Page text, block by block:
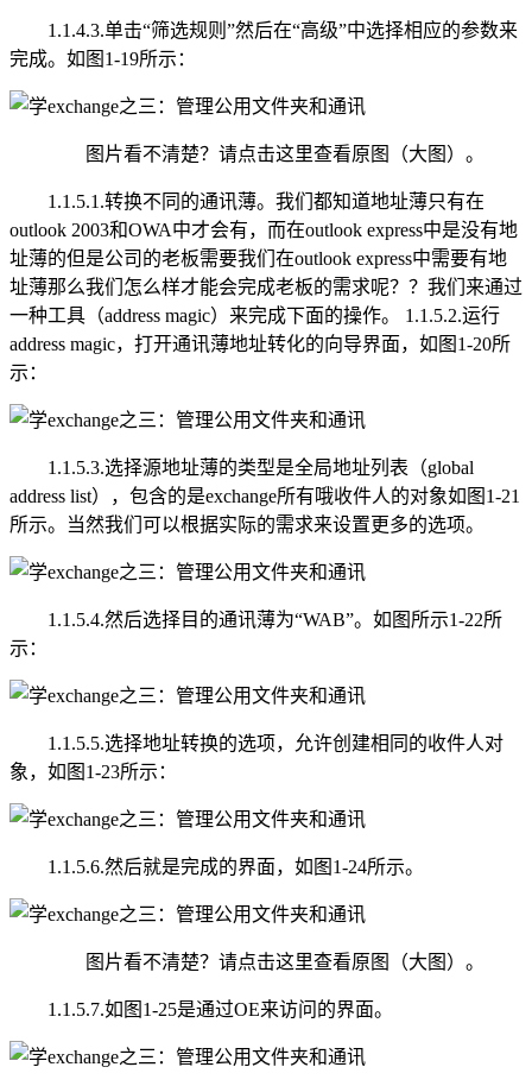
1.1.4.3.单击“筛选规则”然后在“高级”中选择相应的参数来
完成。如图1-19所示：
图片看不清楚？请点击这里查看原图（大图）。
1.1.5.1.转换不同的通讯薄。我们都知道地址薄只有在
outlook 2003和OWA中才会有，而在outlook express中是没有地
址薄的但是公司的老板需要我们在outlook express中需要有地
址薄那么我们怎么样才能会完成老板的需求呢？？我们来通过
一种工具（address magic）来完成下面的操作。 1.1.5.2.运行
address magic，打开通讯薄地址转化的向导界面，如图1-20所
示：
1.1.5.3.选择源地址薄的类型是全局地址列表（global
address list），包含的是exchange所有哦收件人的对象如图1-21
所示。当然我们可以根据实际的需求来设置更多的选项。
1.1.5.4.然后选择目的通讯薄为“WAB”。如图所示1-22所
示：
1.1.5.5.选择地址转换的选项，允许创建相同的收件人对
象，如图1-23所示：
1.1.5.6.然后就是完成的界面，如图1-24所示。
图片看不清楚？请点击这里查看原图（大图）。
1.1.5.7.如图1-25是通过OE来访问的界面。